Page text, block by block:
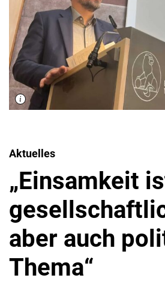
Aktuelles
„Einsamkeit
aber auch
Thema“